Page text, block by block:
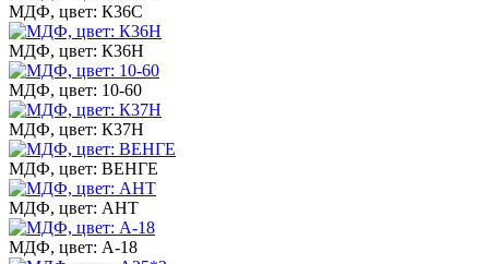
МДФ, цвет: К36С
МДФ, цвет: К36Н
МДФ, цвет: 10-60
МДФ, цвет: К37Н
МДФ, цвет: ВЕНГЕ
МДФ, цвет: АНТ
МДФ, цвет: А-18